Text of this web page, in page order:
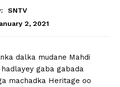
SNTV
2, 2021
dalka mudane Mahdi
gaba gabada
machadka Heritage oo